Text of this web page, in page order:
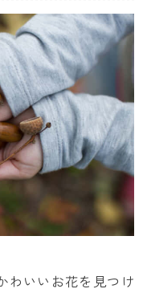
わいいお花を見つけ